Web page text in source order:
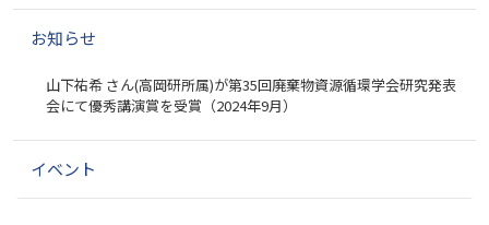
ゲ
お知らせ
山下祐希 さん(高岡研所属)が第35回廃棄物資源循環学会研究発表
会にて優秀講演賞を受賞（2024年9月）
イベント